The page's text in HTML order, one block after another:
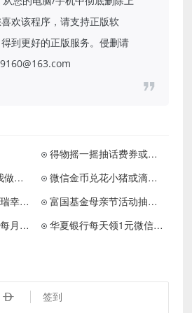
欢该程序，请支持正版软
到更好的正版服务。侵删请
得物摇一摇抽话费券或会员等
工商银行我的财富我做主参与答题领取10万份0.5元红包
微信金币兑花小猪或滴滴打车券
建行数币最低6元喝瑞幸咖啡
富国基金母亲节活动抽红包亲测0.36元微信红包
建行发薪日改成1号每月领10元京东e卡
华夏银行每天领1元微信立减金秒到账 理论上可领47元
 签到